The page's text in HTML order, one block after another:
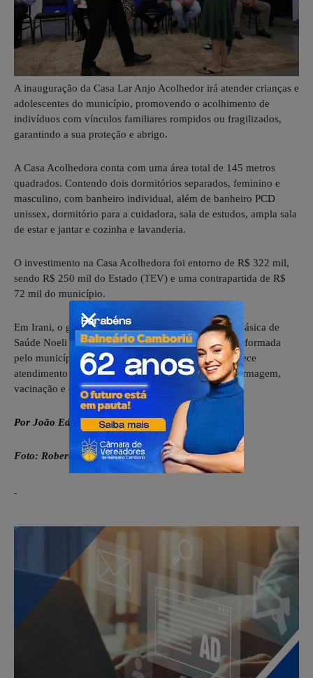
A inauguração da Casa Lar Anjo Acolhedor irá atender crianças e
adolescentes do município, promovendo o acolhimento de
indivíduos com vínculos familiares rompidos ou fragilizados,
garantindo a sua proteção e abrigo.
A Casa Acolhedora conta com uma área total de 145 metros
quadrados. Contendo dois dormitórios separados, feminino e
masculino, com banheiro individual, além de banheiro PCD
unissex, dormitório para a cuidadora, sala de estudos, ampla sala
de estar e jantar e cozinha e lavanderia.
O investimento na Casa Acolhedora foi entorno de R$ 322 mil,
sendo R$ 250 mil do Estado (TEV) e uma contrapartida de R$
72 mil do município.
Em Irani, o governador ainda conheceu a Unidade Básica de
Saúde Noeli Terezinha Marcon, que foi totalmente reformada
pelo município, no valor de R$ 200 mil. A UBS oferece
atendimento psicológico, farmácia, fisioterapia, enfermagem,
vacinação e clínico geral.
Por João Eduardo – SECOM
Foto: Roberto Zacarias / SECOM